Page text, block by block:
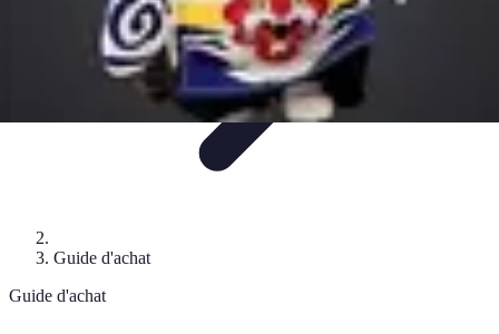
Guide d'achat
Guide d'achat